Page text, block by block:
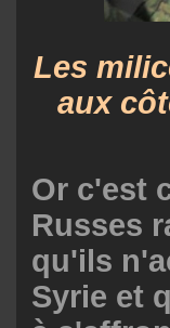
Les
aux
Or c'est
Russes
qu'ils
Syrie et